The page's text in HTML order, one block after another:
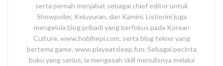
serta pernah menjabat sebagai chief editor untuk
Showpoiler, Keluyuran, dan Kamini. Listiorini juga
mengelola blog pribadi yang berfokus pada Korean
Culture, www.hobihepi.com, serta blog tekno yang
bertema game, www.playeatsleep.fun. Sebagai pecinta
buku yang serius, ia mengasah skill menulisnya melalui